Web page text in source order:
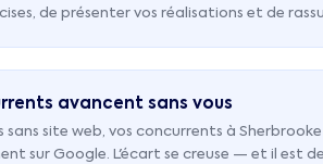
de présenter vos réalisations et de
avancent sans vous
sans site web, vos concurrents à
sur Google. L'écart se creuse — et il est